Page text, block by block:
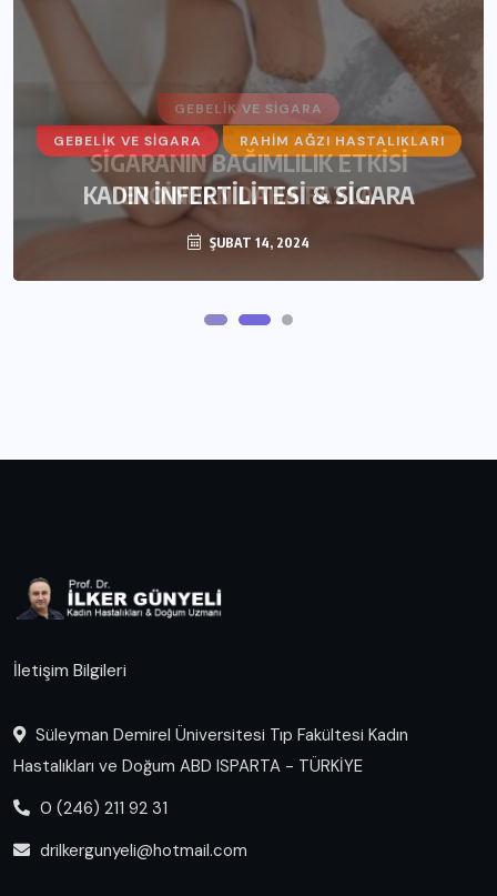
GEBELIK VE SIGARA RAHIM AĞZI HASTALIKLARI
KADIN İNFERTİLİTESİ & SİGARA
ŞUBAT 14, 2024
GEBELIK VE SIGARA
SİGARANIN BAĞIMLILIK ETKİSİ
EROİNDEN DAHA FAZLA
ŞUBAT 14, 2024
İletişim Bilgileri
Süleyman Demirel Üniversitesi Tıp Fakültesi Kadın
Hastalıkları ve Doğum ABD ISPARTA - TÜRKİYE
0 (246) 211 92 31
drilkergunyeli@hotmail.com